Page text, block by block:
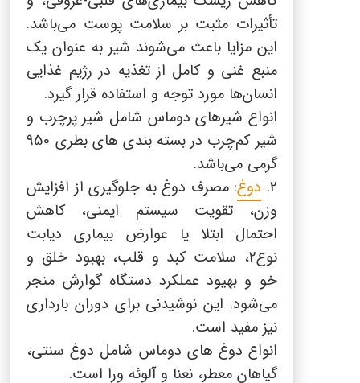
Arabic
Turkish
تأثیرات مثبت بر سلامت پوست می‌باشد.
این مزایا باعث می‌شوند شیر به عنوان یک
منبع غنی و کامل از تغذیه در رژیم غذایی
انسان‌ها مورد توجه و استفاده قرار گیرد.
انواع شیرهای دوماس شامل شیر پرچرب و
شیر کم‌چرب در بسته بندی های بطری 950
گرمی می‌باشد.
2. دوغ: مصرف دوغ به جلوگیری از افزایش
وزن، تقویت سیستم ایمنی، کاهش
احتمال ابتلا یا عوارض بیماری دیابت
نوع2، سلامت کبد و قلب، بهبود خلق و
خو و بهیود عملکرد دستگاه گوارش منجر
می‌شود. این نوشیدنی برای دوران بارداری
نیز مفید است.
انواع دوغ های دوماس شامل دوغ سنتی،
گیاهان معطر، نعنا و آلوئه ورا است.